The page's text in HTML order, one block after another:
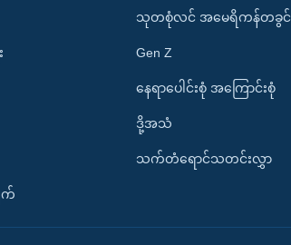
က်
သုတစုံလင် အမေရိကန်တခွင်
Gen Z
နေရာပေါင်းစုံ အကြောင်းစုံ
ဒို့အသံ
သက်တံရောင်သတင်းလွှာ